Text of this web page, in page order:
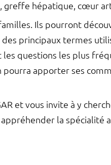
greffe hépatique, cœur
Ils pourront
principaux termes
questions les plus
pourra apporter ses
et vous invite à y
la spécialité